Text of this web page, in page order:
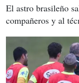
El astro brasileño
compañeros y al